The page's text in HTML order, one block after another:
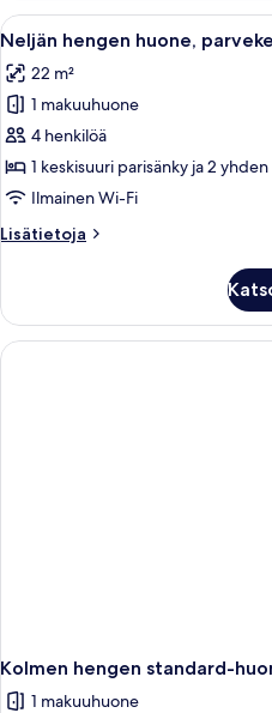
parveke,
merinäköala
Avaa
kaikki
huonetyypin
Neljän
hengen
huone,
parveke,
kuvat
8
Neljän hengen huone,
22 m²
1 makuuhuone
4 henkilöä
1 keskisuuri parisänky ja 2
Ilmainen Wi-Fi
Lisätietoja
Lisätietoja
huone,
parveke,
merinäköala
Kolmen hengen standard-
1 makuuhuone